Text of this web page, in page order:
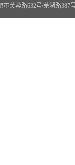
芙蓉路632号/芜湖路387